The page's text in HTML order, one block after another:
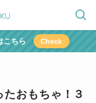
こちら Check
たおもちゃ！３